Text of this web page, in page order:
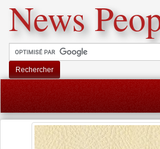
News
Rechercher